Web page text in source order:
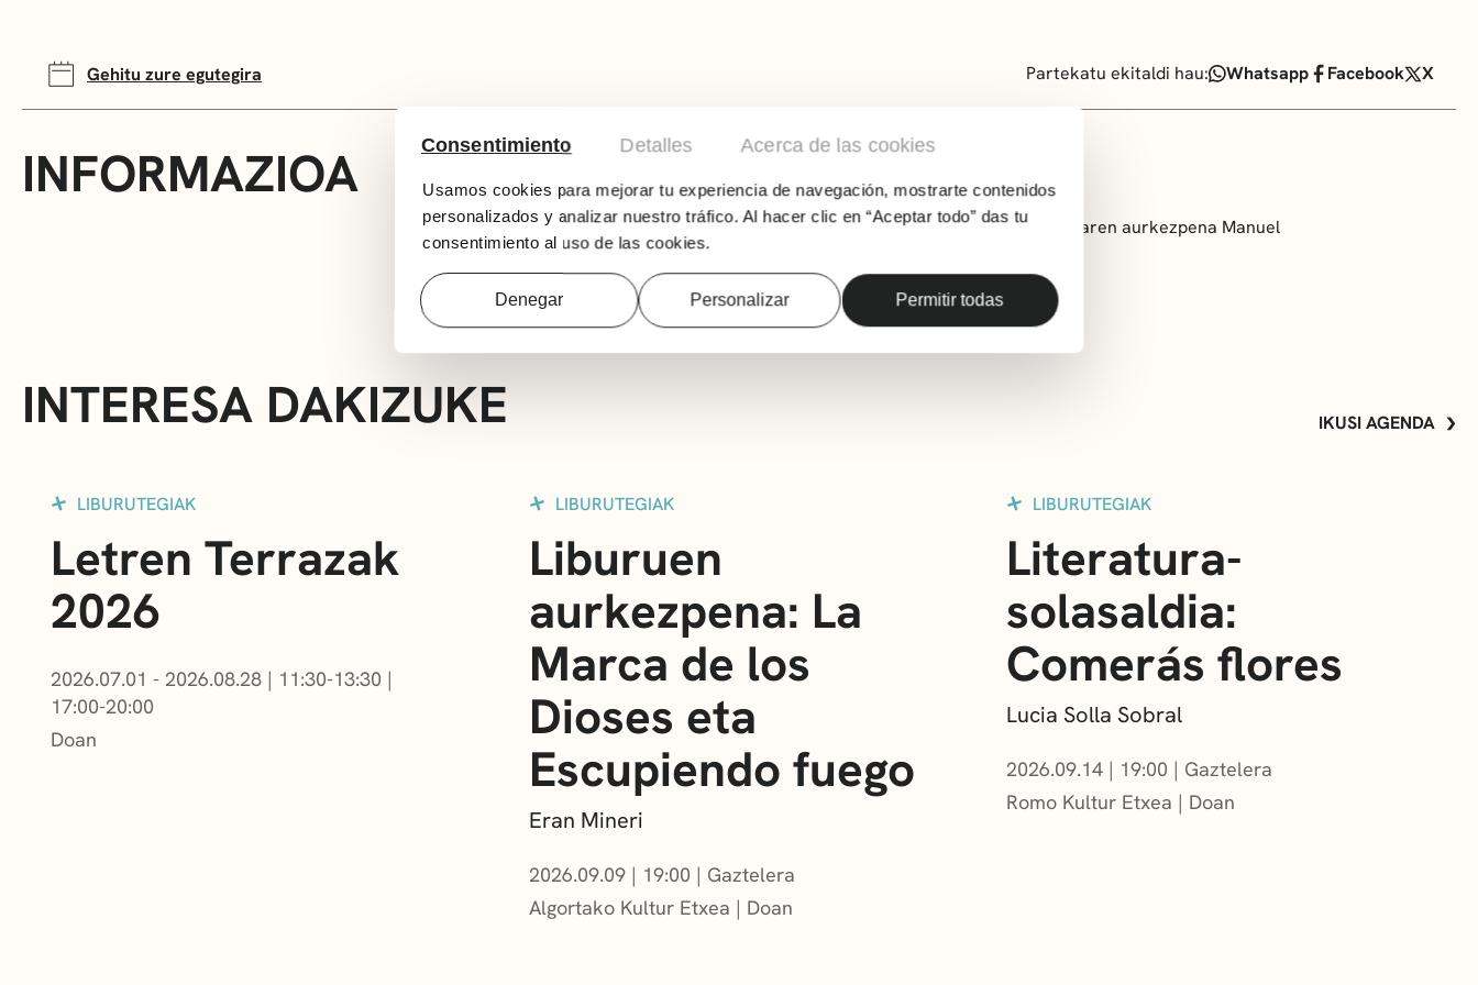
Consentimiento Detalles Acerca de las cookies
Usamos cookies para mejorar tu experiencia de navegación, mostrarte contenidos
personalizados y analizar nuestro tráfico. Al hacer clic en “Aceptar todo” das tu
consentimiento al uso de las cookies.
Denegar Personalizar Permitir todas
Gehitu zure egutegira Partekatu ekitaldi hau: Whatsapp Facebook X
INFORMAZIOA
“Parideras del Tajuña (entre el Bierzo y la Alcarria)” liburuaren aurkezpena Manuel
Torralba egilearen eskutik
INTERESA DAKIZUKE IKUSI AGENDA
LIBURUTEGIAK
Letren Terrazak
2026
2026.07.01 - 2026.08.28 | 11:30-13:30 |
17:00-20:00
Doan
LIBURUTEGIAK
Liburuen
aurkezpena: La
Marca de los
Dioses eta
Escupiendo fuego
Eran Mineri
2026.09.09| 19:00
Gaztelera
Algortako Kultur Etxea
Doan
LIBURUTEGIAK
Literatura-
solasaldia:
Comerás flores
Lucia Solla Sobral
2026.09.14 | 19:00
Gaztelera
Romo Kultur Etxea
Doan